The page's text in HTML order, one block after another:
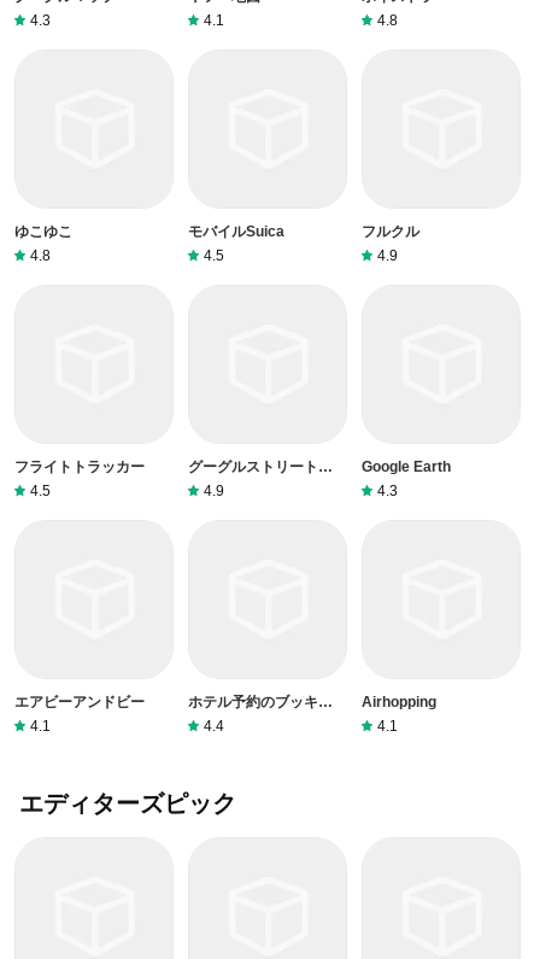
4.3
4.1
4.8
ゆこゆこ
4.8
モバイルSuica
4.5
フルクル
4.9
フライトトラッカー
4.5
グーグルストリートビュ
ー 4.9
Google Earth
4.3
エアビーアンドビー
4.1
ホテル予約のブッキング
ドットコム
4.4
Airhopping
4.1
エディターズピック